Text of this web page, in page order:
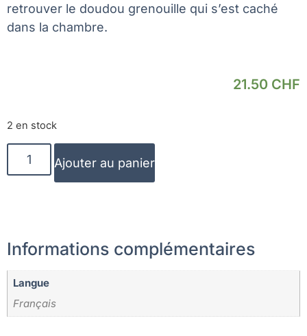
retrouver le doudou grenouille qui s’est caché
dans la chambre.
21.50 CHF
2 en stock
Ajouter au panier
Informations complémentaires
Langue
Français